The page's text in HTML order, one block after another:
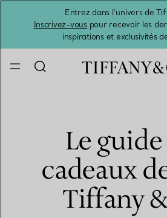
Entrez dans l’univers de
Inscrivez-vouspour recevoir les
inspirations et exclusivités
Le guide
cadeaux
Tiffany